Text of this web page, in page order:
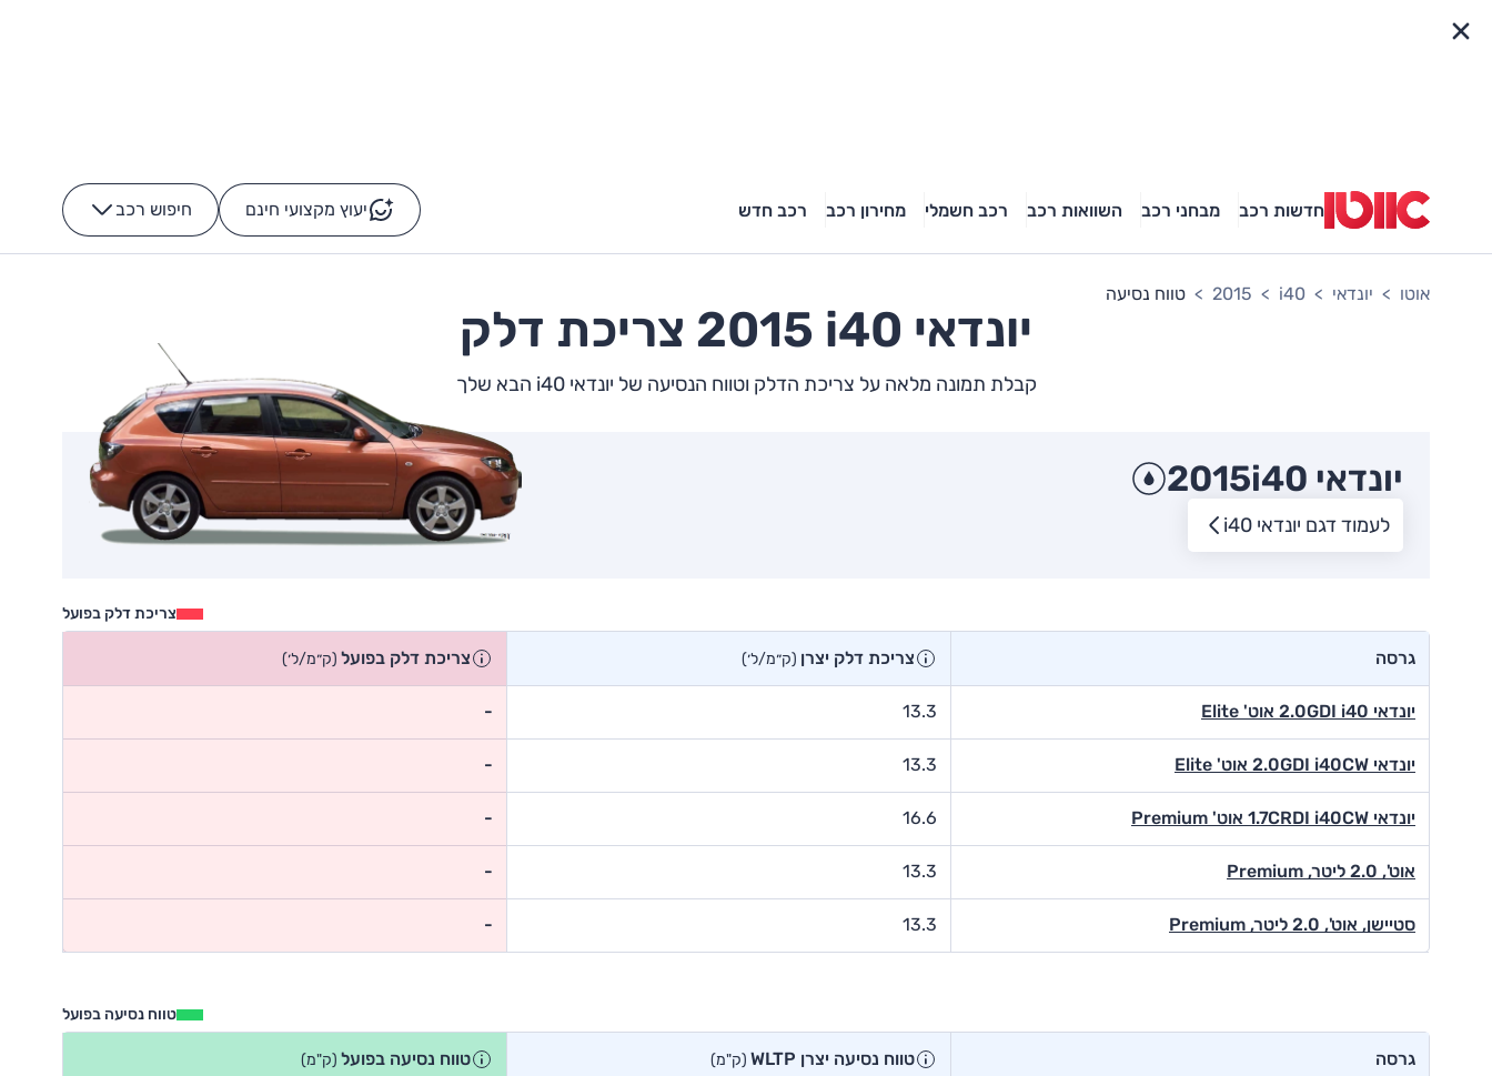
חדשות רכב מבחני רכב השוואות רכב רכב חשמלי מחירון רכב רכב חדש יעוץ מקצועי חינם חיפוש רכב -
אוטו יונדאי i40
2015 טווח נסיעה
יונדאי i40
קבלת תמונה מלאה על צריכת הדלק וטווח הנסיעה של יונדאי i40 הבא שלך
יונדאי i40 2015
לעמוד דגם יונדאי i40
צריכת דלק בפועל
גרסה צריכת דלק יצרן (ק״מ/ל׳) צריכת דלק בפועל (ק״מ/ל׳)
יונדאי 2.0GDI i40 אוט' Elite 13.3
-
יונדאי 2.0GDI i40CW אוט' Elite 13.3
-
יונדאי 1.7CRDI i40CW אוט' Premium 16.6
-
אוט', 2.0 ליטר, Premium 13.3
-
סטיישן, אוט', 2.0 ליטר, Premium 13.3
-
טווח נסיעה בפועל
גרסה טווח נסיעה יצרן WLTP (ק"מ) טווח נסיעה בפועל (ק"מ)